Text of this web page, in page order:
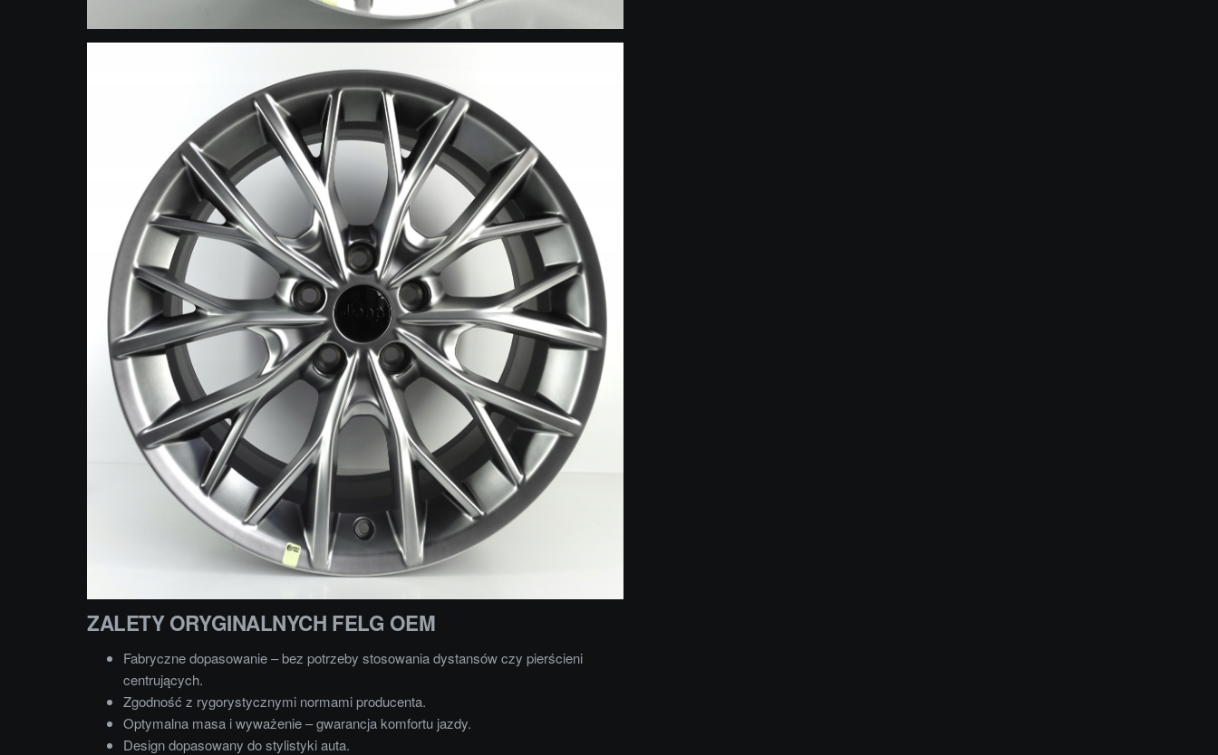
ZALETY ORYGINALNYCH FELG OEM
Fabryczne dopasowanie – bez potrzeby stosowania dystansów czy pierścieni
centrujących.
Zgodność z rygorystycznymi normami producenta.
Optymalna masa i wyważenie – gwarancja komfortu jazdy.
Design dopasowany do stylistyki auta.